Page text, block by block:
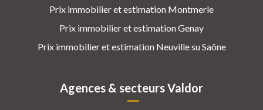
Prix immobilier et estimation Montmerle
Prix immobilier et estimation Genay
Prix immobilier et estimation Neuville su Saône
Agences & secteurs Valdor